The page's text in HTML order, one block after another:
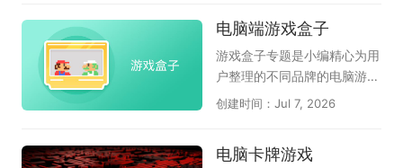
散软件，莫停之这套合集就能
帮助电脑保持稳定流畅的状
态，是非常值得常备的电脑工
上架应用均经过严格检测，杜
绝捆绑和恶意插件；《火绒强
力卸载》则专为清理顽固软件
设计，能够深度扫描并彻底删
除残留文件和注册表，释放磁
其职，从安全守护到软件管
内主流龙虾工具，为您提供全
面的OpenClaw软件选择参
考，助力高效AI办公自动化。
特别是腾讯和360都已上线龙
伴赶紧下载体验吧。
电脑端游戏盒子
游戏盒子专题是小编精心为用
户整理的不同品牌的电脑游戏
盒子软件，它们是51游戏盒
游戏盒子、多玩我的世界盒子
创建时间：Jul 7, 2026
电脑卡牌游戏